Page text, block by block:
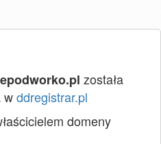
została
wddregistrar.pl
domeny